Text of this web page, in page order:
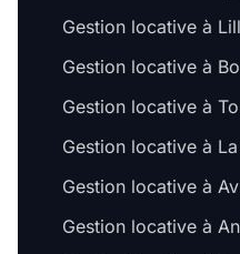
Gestion locative à
Gestion locative à
Gestion locative à
Gestion locative à
Gestion locative à
Gestion locative à